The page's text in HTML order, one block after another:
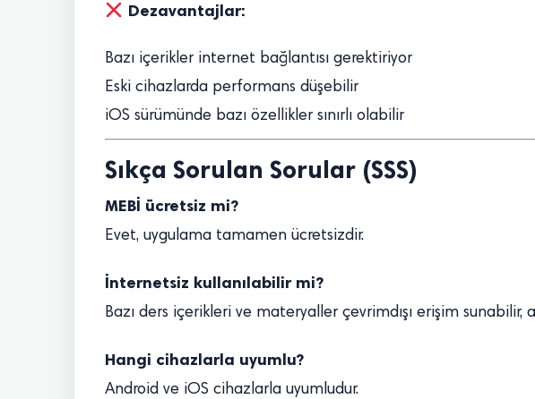
Dezavantajlar:
Bazı içerikler internet bağlantısı gerektiriyor
Eski cihazlarda performans düşebilir
iOS sürümünde bazı özellikler sınırlı olabilir
Sıkça Sorulan Sorular (SSS)
MEBİ ücretsiz mi?
Evet, uygulama tamamen ücretsizdir.
İnternetsiz kullanılabilir mi?
Bazı ders içerikleri ve materyaller çevrimdışı erişim
Hangi cihazlarla uyumlu?
Android ve iOS cihazlarla uyumludur.